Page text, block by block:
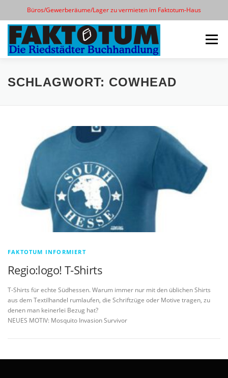
Büros/Gewerberäume/Lager zu vermieten im Faktotum-Haus
Zum
springen
Menü
START KONTAKT ÖFFNUNGSZEITEN
SILENT BOOK CLUB RIED IMPRESSUM/WEG
SCHLAGWORT: COWHEAD
FAKTOTUM INFORMIERT
Regio:logo! T-Shirts
T-Shirts für echte Südhessen. Warum immer nur mit den üblichen Shirts
aus dem Textilhandel rumlaufen, die Schriftzüge oder Motive tragen, zu
denen man keinerlei Bezug hat?
NEUES MOTIV: Mosquito Invasion Survivor